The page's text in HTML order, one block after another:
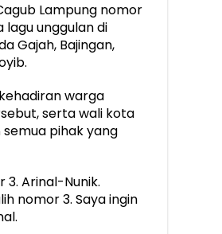
Lampung nomor
unggulan di
Gajah, Bajingan,
warga
serta wali kota
pihak yang
3. Arinal-Nunik.
nomor 3. Saya ingin